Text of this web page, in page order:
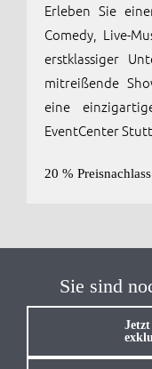
Erleben Sie
Comedy, Live-
erstklassiger
mitreißende
eine
EventCenter
20 %
Sie sind